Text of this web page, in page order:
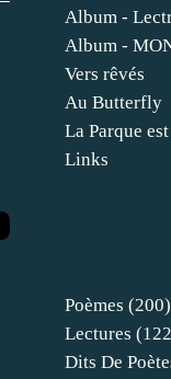
Poèmes (200)
Lectures
Dits De
Album -
Album -
Vers rêvés
Au Butterfly
La Parque est
Links